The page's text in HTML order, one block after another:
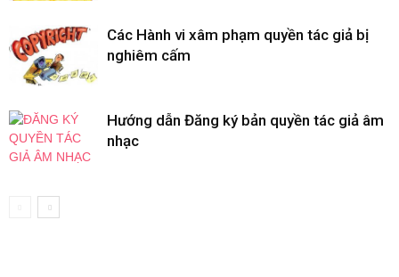
Các Hành vi xâm phạm quyền tác giả bị
nghiêm cấm
Hướng dẫn Đăng ký bản quyền tác giả âm
nhạc